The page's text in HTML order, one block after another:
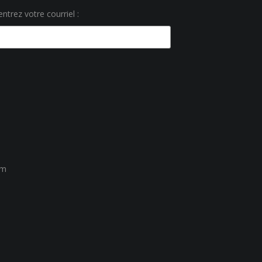
votre courriel :